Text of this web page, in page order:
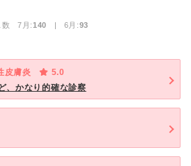
数 7月:140 | 6月:93
皮膚炎
5.0
、かなり的確な診察